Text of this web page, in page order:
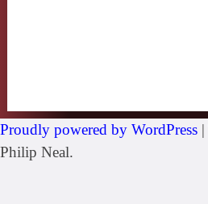
Proudly powered by WordPress |
Philip Neal.